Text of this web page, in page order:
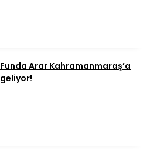
Funda Arar Kahramanmaraş’a
geliyor!